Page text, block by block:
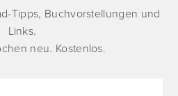
Tipps, Buchvorstellungen und
Links.
neu. Kostenlos.